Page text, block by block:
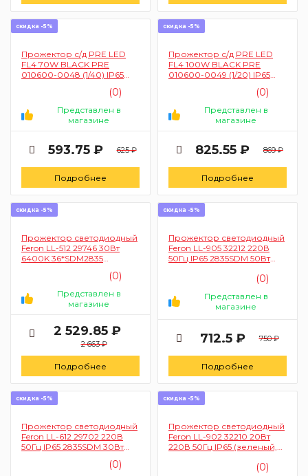
скидка -5%
Прожектор с/д PRE LED
FL4 70W BLACK PRE
010600-0048 (1/40) IP65
(0)
Представлен в
магазине
593.75 ₽ 625 ₽
Подробнее
скидка -5%
Прожектор с/д PRE LED
FL4 100W BLACK PRE
010600-0049 (1/20) IP65
(0)
Представлен в
магазине
825.55 ₽ 869 ₽
Подробнее
скидка -5%
Прожектор светодиодный
Feron LL-512 29746 30Вт
6400K 36*SDM2835
(0)
Представлен в
магазине
2 529.85 ₽
2 663 ₽
Подробнее
скидка -5%
Прожектор светодиодный
Feron LL-905 32212 220В
50Гц IP65 2835SDM 50Вт
компактном корпусе)
(0)
Представлен в
магазине
712.5 ₽ 750 ₽
Подробнее
скидка -5%
Прожектор светодиодный
Feron LL-612 29702 220В
50Гц IP65 2835SDM 30Вт
(0)
скидка -5%
Прожектор светодиодный
Feron LL-902 32210 20Вт
220В 50Гц IP65 (зеленый,
(0)